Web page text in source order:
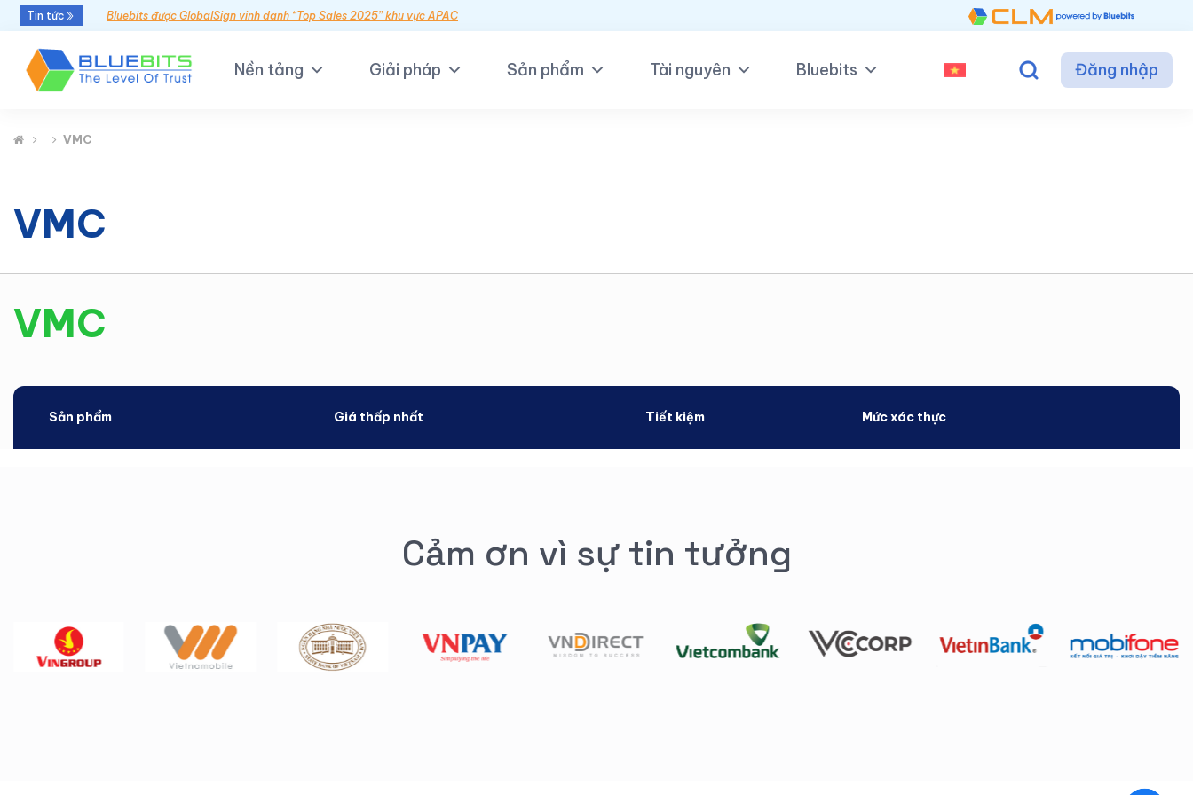
Tin tức Bluebits được GlobalSign vinh danh “Top Sales 2025” khu vực APAC
Nền tảng Giải pháp Sản phẩm Tài nguyên Bluebits Đăng nhập
VMC
VMC
VMC
Sản phẩm Giá thấp nhất Tiết kiệm Mức xác thực
Cảm ơn vì sự tin tưởng